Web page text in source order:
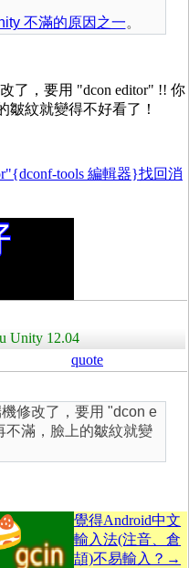
不滿的原因之一。
了，要用 "dcon editor" !! 你
紋就變得不好看了！
tools 編輯器}找回消
Unity 12.04
quote
修改了，要用 "dcon e
不滿，臉上的皺紋就變
覺得Android中文
輸入法(注音、倉
頡)不易輸入？→